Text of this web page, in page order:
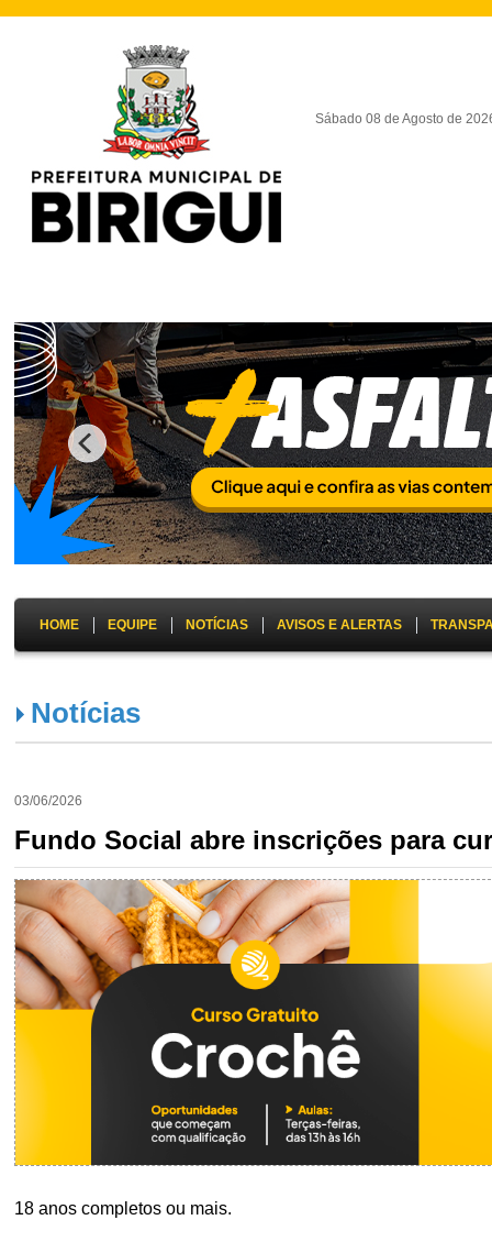
Sábado 08 de Agosto de
HOME EQUIPE NOTÍCIAS AVISOS E ALERTAS
Notícias
03/06/2026
Fundo Social abre inscrições para
18 anos completos ou mais.